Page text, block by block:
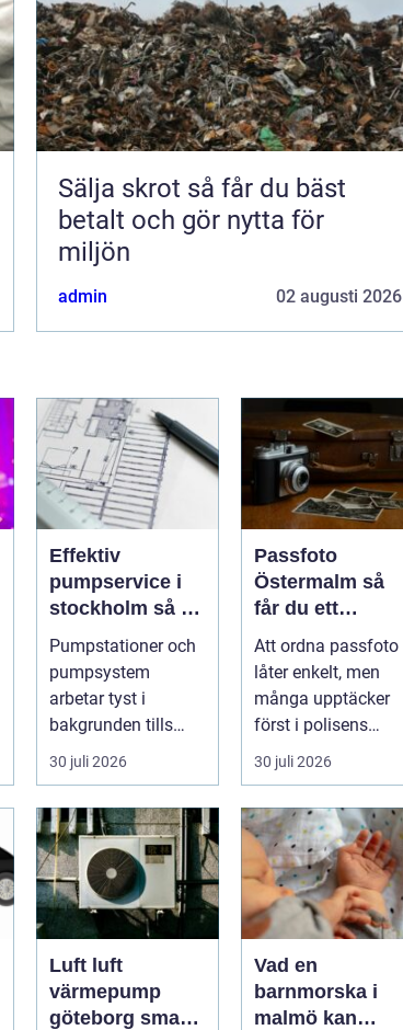
Sälja skrot så får du bäst
betalt och gör nytta för
miljön
admin 02 augusti 2026
Effektiv
pumpservice i
stockholm så får
du driftsäkra
anläggningar
året runt
Pumpstationer och
pumpsystem
arbetar tyst i
bakgrunden tills
något går fel. När
en pump stannar
hand...
30 juli 2026
Passfoto
Östermalm så
får du ett
godkänt foto
utan stress
Att ordna passfoto
låter enkelt, men
många upptäcker
först i polisens
fotokiosk eller hos
fotografen...
30 juli 2026
Luft luft
värmepump
göteborg smart
Vad en
barnmorska i
malmö kan